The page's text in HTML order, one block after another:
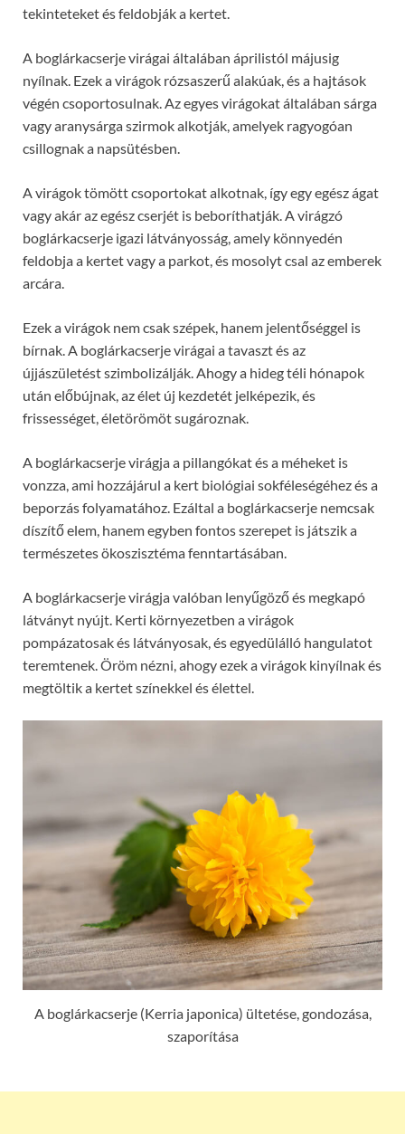
tekinteteket és feldobják a kertet.
A boglárkacserje virágai általában áprilistól májusig
nyílnak. Ezek a virágok rózsaszerű alakúak, és a hajtások
végén csoportosulnak. Az egyes virágokat általában sárga
vagy aranysárga szirmok alkotják, amelyek ragyogóan
csillognak a napsütésben.
A virágok tömött csoportokat alkotnak, így egy egész ágat
vagy akár az egész cserjét is beboríthatják. A virágzó
boglárkacserje igazi látványosság, amely könnyedén
feldobja a kertet vagy a parkot, és mosolyt csal az emberek
arcára.
Ezek a virágok nem csak szépek, hanem jelentőséggel is
bírnak. A boglárkacserje virágai a tavaszt és az
újjászületést szimbolizálják. Ahogy a hideg téli hónapok
után előbújnak, az élet új kezdetét jelképezik, és
frissességet, életörömöt sugároznak.
A boglárkacserje virágja a pillangókat és a méheket is
vonzza, ami hozzájárul a kert biológiai sokféleségéhez és a
beporzás folyamatához. Ezáltal a boglárkacserje nemcsak
díszítő elem, hanem egyben fontos szerepet is játszik a
természetes ökoszisztéma fenntartásában.
A boglárkacserje virágja valóban lenyűgöző és megkapó
látványt nyújt. Kerti környezetben a virágok
pompázatosak és látványosak, és egyedülálló hangulatot
teremtenek. Öröm nézni, ahogy ezek a virágok kinyílnak és
megtöltik a kertet színekkel és élettel.
A boglárkacserje (Kerria japonica) ültetése, gondozása,
szaporítása